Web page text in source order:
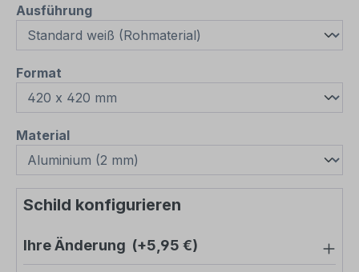
Ausführungauswählen
Format
Materialauswählen
Schild konfigurieren
Ihre Änderung (+5,95 €)